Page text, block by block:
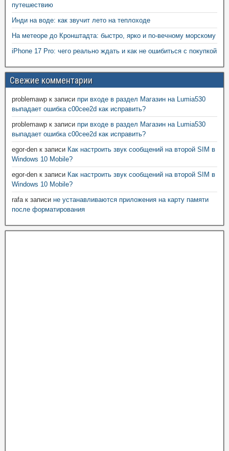
путешествию
Инди на воде: как звучит лето на теплоходе
На метеоре до Кронштадта: быстро, ярко и по-вечному морскому
iPhone 17 Pro: чего реально ждать и как не ошибиться с покупкой
Свежие комментарии
problemawp к записи при входе в раздел Магазин на Lumia530
выпадает ошибка c00cee2d как исправить?
problemawp к записи при входе в раздел Магазин на Lumia530
выпадает ошибка c00cee2d как исправить?
egor-den к записи Как настроить звук сообщений на второй SIM в
Windows 10 Mobile?
egor-den к записи Как настроить звук сообщений на второй SIM в
Windows 10 Mobile?
rafaк записи не устанавливаются приложения на карту памяти
после форматирования